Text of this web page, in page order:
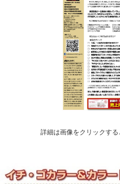
詳細は画像をクリックする